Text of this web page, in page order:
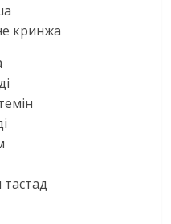
кринжа